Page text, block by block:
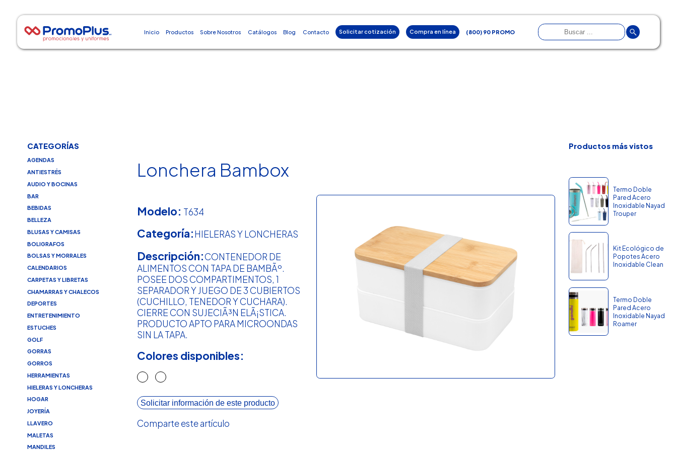
Inicio Productos Sobre Nosotros Catálogos Blog Contacto Solicitar cotización Compra en línea (800) 90 PROMO
CATEGORÍAS
AGENDAS
ANTIESTRÉS
AUDIO Y BOCINAS
BAR
BEBIDAS
BELLEZA
BLUSAS Y CAMISAS
BOLIGRAFOS
BOLSAS Y MORRALES
CALENDARIOS
CARPETAS Y LIBRETAS
CHAMARRAS Y CHALECOS
DEPORTES
ENTRETENIMIENTO
ESTUCHES
GOLF
GORRAS
GORROS
HERRAMIENTAS
HIELERAS Y LONCHERAS
HOGAR
JOYERÍA
LLAVERO
MALETAS
MANDILES
Lonchera Bambox
Modelo: T634
Categoría:HIELERAS Y LONCHERAS
Descripción:CONTENEDOR DE
ALIMENTOS CON TAPA DE BAMBÃº.
POSEE DOS COMPARTIMENTOS, 1
SEPARADOR Y JUEGO DE 3 CUBIERTOS
(CUCHILLO, TENEDOR Y CUCHARA).
CIERRE CON SUJECIÃ³N ELÃ¡STICA.
PRODUCTO APTO PARA MICROONDAS
SIN LA TAPA.
Colores disponibles:
Solicitar información de este producto
Comparte este artículo
Productos más vistos
Termo Doble
Pared Acero
Inoxidable Nayad
Trouper
Kit Ecológico de
Popotes Acero
Inoxidable Clean
Termo Doble
Pared Acero
Inoxidable Nayad
Roamer